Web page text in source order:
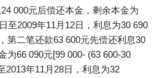
000元后偿还本金，剩余本金为
至2009年11月12日，利息为30 690
第二笔还款63 600元先偿还利息30
为66 090元[99 000- (63 600-30
2013年11月28日，利息为32